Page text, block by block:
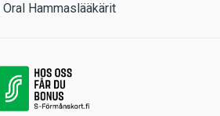
Oral Hammaslääkärit